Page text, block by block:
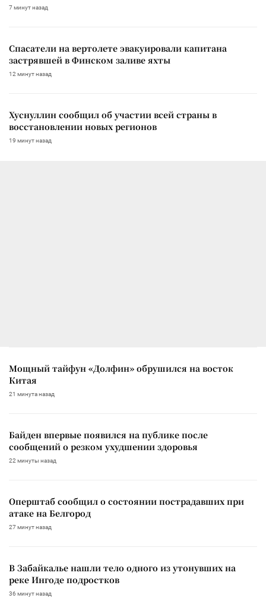
7 минут назад
Спасатели на вертолете эвакуировали капитана
застрявшей в Финском заливе яхты
12 минут назад
Хуснуллин сообщил об участии всей страны в
восстановлении новых регионов
19 минут назад
Мощный тайфун «Долфин» обрушился на восток
Китая
21 минута назад
Байден впервые появился на публике после
сообщений о резком ухудшении здоровья
22 минуты назад
Оперштаб сообщил о состоянии пострадавших при
атаке на Белгород
27 минут назад
В Забайкалье нашли тело одного из утонувших на
реке Ингоде подростков
36 минут назад